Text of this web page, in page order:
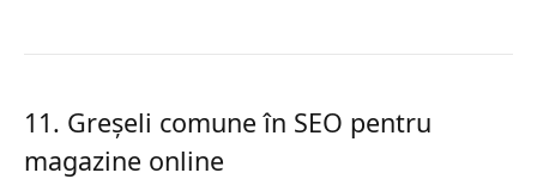
11. Greșeli comune în SEO pentru
magazine online